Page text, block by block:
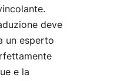
deve
un esperto
e la